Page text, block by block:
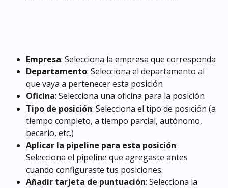
Empresa: Selecciona la empresa que corresponda
Departamento: Selecciona el departamento al
que vaya a pertenecer esta posición
Oficina: Selecciona una oficina para la posición
Tipo de posición: Selecciona el tipo de posición (a
tiempo completo, a tiempo parcial, autónomo,
becario, etc.)
Aplicar la pipeline para esta posición:
Selecciona el pipeline que agregaste antes
cuando configuraste tus posiciones.
Añadir tarjeta de puntuación: Selecciona la